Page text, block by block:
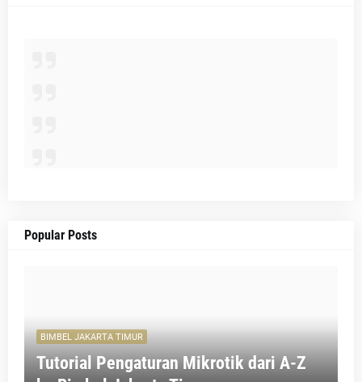
Popular Posts
BIMBEL JAKARTA TIMUR
Tutorial Pengaturan Mikrotik dari A-Z